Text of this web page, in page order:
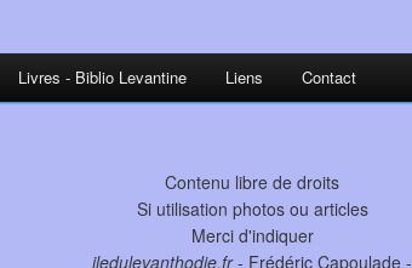
Livres - Biblio Levantine Liens Contact
Contenu libre de droits
Si utilisation photos ou articles
Merci d'indiquer
iledulevanthodie.fr- Frédéric Capoulade -